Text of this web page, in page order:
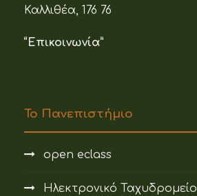
Καλλιθέα, 176 76
“Επικοινωνία”
Το Πανεπιστήμιο
open eclass
Ηλεκτρονικό Ταχυδρομείο